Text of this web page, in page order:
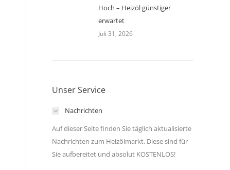
Hoch – Heizöl günstiger
erwartet
Juli 31, 2026
Unser Service
Nachrichten
Auf dieser Seite finden Sie täglich aktualisierte
Nachrichten zum Heizölmarkt. Diese sind für
Sie aufbereitet und absolut KOSTENLOS!